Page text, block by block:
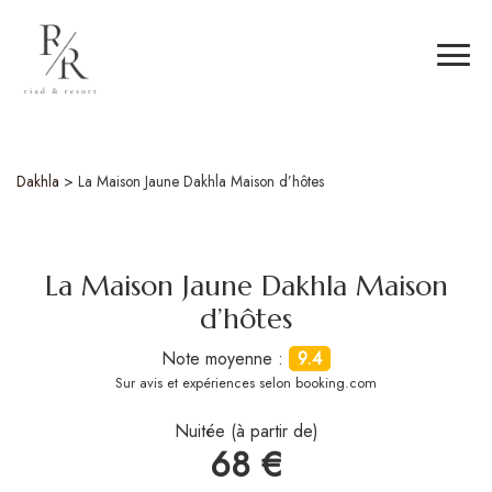
Dakhla > La Maison Jaune Dakhla Maison d’hôtes
La Maison Jaune Dakhla Maison
d’hôtes
Note moyenne : 9.4
Sur avis et expériences selon booking.com
Nuitée (à partir de)
68 €